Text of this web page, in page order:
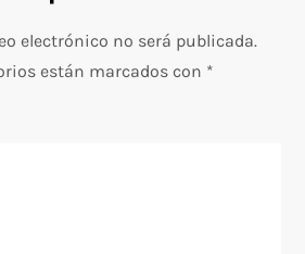
electrónico no será publicada.
están marcados con *